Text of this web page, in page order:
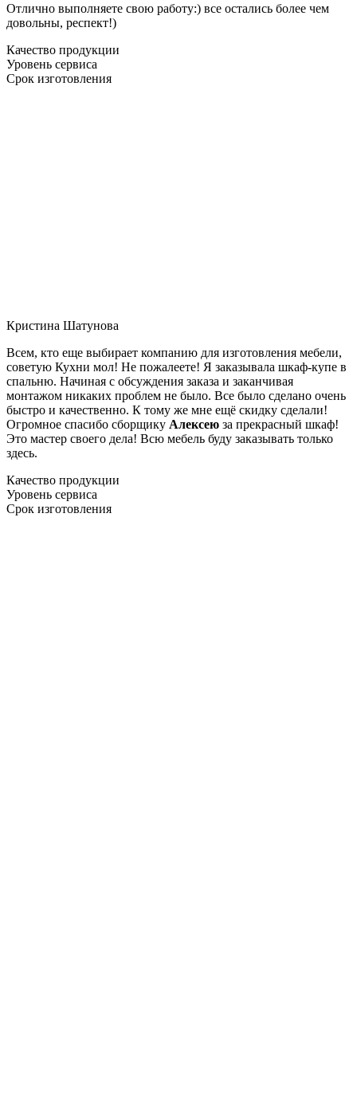
Отлично выполняете свою работу:) все остались более чем
довольны, респект!)
Качество продукции
Уровень сервиса
Срок изготовления
Кристина Шатунова
Всем, кто еще выбирает компанию для изготовления мебели,
советую Кухни мол! Не пожалеете! Я заказывала шкаф-купе в
спальню. Начиная с обсуждения заказа и заканчивая
монтажом никаких проблем не было. Все было сделано очень
быстро и качественно. К тому же мне ещё скидку сделали!
Огромное спасибо сборщику Алексею за прекрасный шкаф!
Это мастер своего дела! Всю мебель буду заказывать только
здесь.
Качество продукции
Уровень сервиса
Срок изготовления